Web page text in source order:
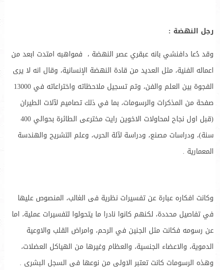
رجل النهضة :
وقد دُعا دافنشي بانه عبقري عصر النهضة ، فمواهبه امتدت ابعد من
اعماله الفنية، مثل العديد من قادة النهضة الإنسانية، وقال انه لا يرى
الفجوة بين العلم والفن، وتم تسجيل ملاحظاته واختراعاته في 13000
صفحة من المذكرات والرسومات، بما في ذلك تصاميم لآلات الطيران
(قبل اول نجاح لمحاولات الاخوين رايت مخترعى الطائرة بحوالي 400
سنة)، ودراسات مصنع، ودراسة لآلة الحرب، وعلم التشريح والهندسة
المعمارية .
وكانت افكاره عبارة عن تفسيرات نظرية فى الغالب، المنصوص عليها
في تفاصيل محددة، لكنهم كانوا نادرا ما يتحولوا لتفسيرات عملية، اما
عن رسومه فكانت مثل الجنين في الرحم، وامراض القلب والاوعية
الدموية، والاعضاء الجنسية، والعظام وغيرها من الهياكل العضلات،
وهذه الرسومات كانت تعتبر الاولى من نوعها فى السجل البشرى .